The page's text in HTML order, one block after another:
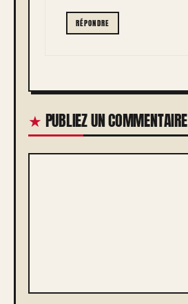
RÉPONDRE
PUBLIEZ UN COMMENTAIRE
COMMENTAIRE